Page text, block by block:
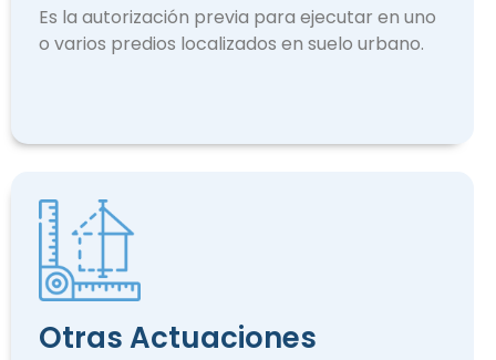
Es la autorización previa para ejecutar en uno
o varios predios localizados en suelo urbano.
Otras Actuaciones